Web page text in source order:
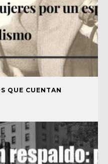
QUE CUENTAN